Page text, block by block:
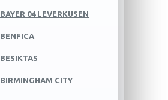
BAYER 04 LEVERKUSEN
BENFICA
BESIKTAS
BIRMINGHAM CITY